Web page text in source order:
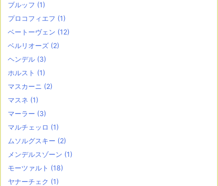
ブルッフ (1)
プロコフィエフ (1)
ベートーヴェン (12)
ベルリオーズ (2)
ヘンデル (3)
ホルスト (1)
マスカーニ (2)
マスネ (1)
マーラー (3)
マルチェッロ (1)
ムソルグスキー (2)
メンデルスゾーン (1)
モーツァルト (18)
ヤナーチェク (1)